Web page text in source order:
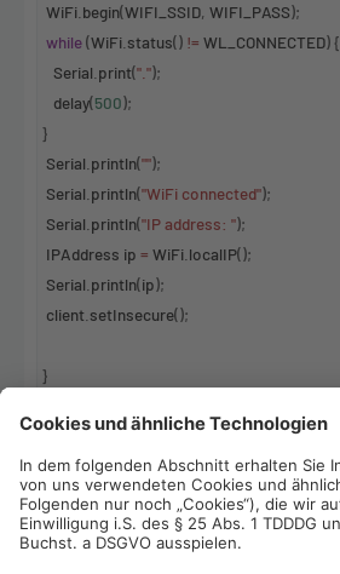
WiFi begin(WIFI_SSID, WIFI_PASS);
while(WiFi status() != WL_CONNECTED) {
Serial print(".");
delay(500);
}
Serial println("");
Serial println("WiFi connected");
Serial println("IP address: ");
IPAddress ip = WiFi localIP();
Serial println(ip);
client setInsecure();
}
voidloop() {
check_country( "US");
delay 2000);
check_country("UK" );
2000